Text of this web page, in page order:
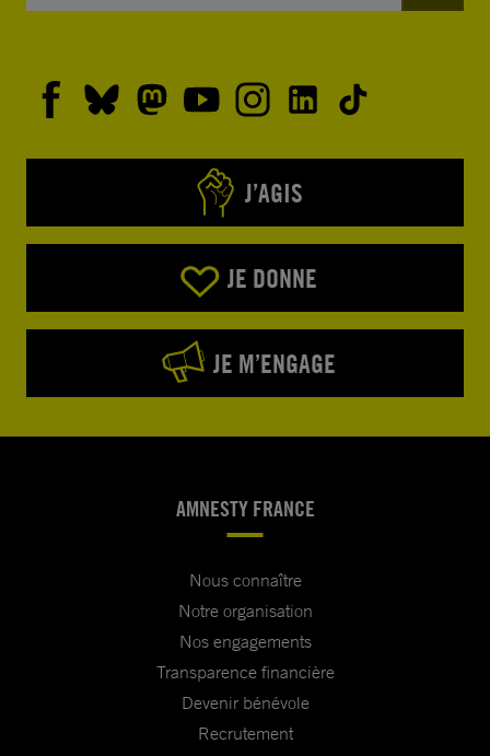
J’AGIS
JE DONNE
JE M’ENGAGE
AMNESTY FRANCE
Nous connaître
Notre organisation
Nos engagements
Transparence financière
Devenir bénévole
Recrutement